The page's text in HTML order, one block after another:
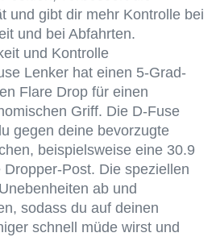
und gibt dir mehr Kontrolle bei
und bei Abfahrten.
und Kontrolle
Lenker hat einen 5-Grad-
Flare Drop für einen
Griff. Die D-Fuse
gegen deine bevorzugte
beispielsweise eine 30.9
Post. Die speziellen
ab und
sodass du auf deinen
schnell müde wirst und